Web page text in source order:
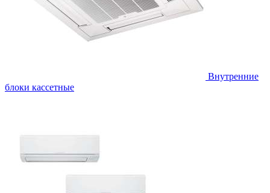
Внутренние
блоки кассетные